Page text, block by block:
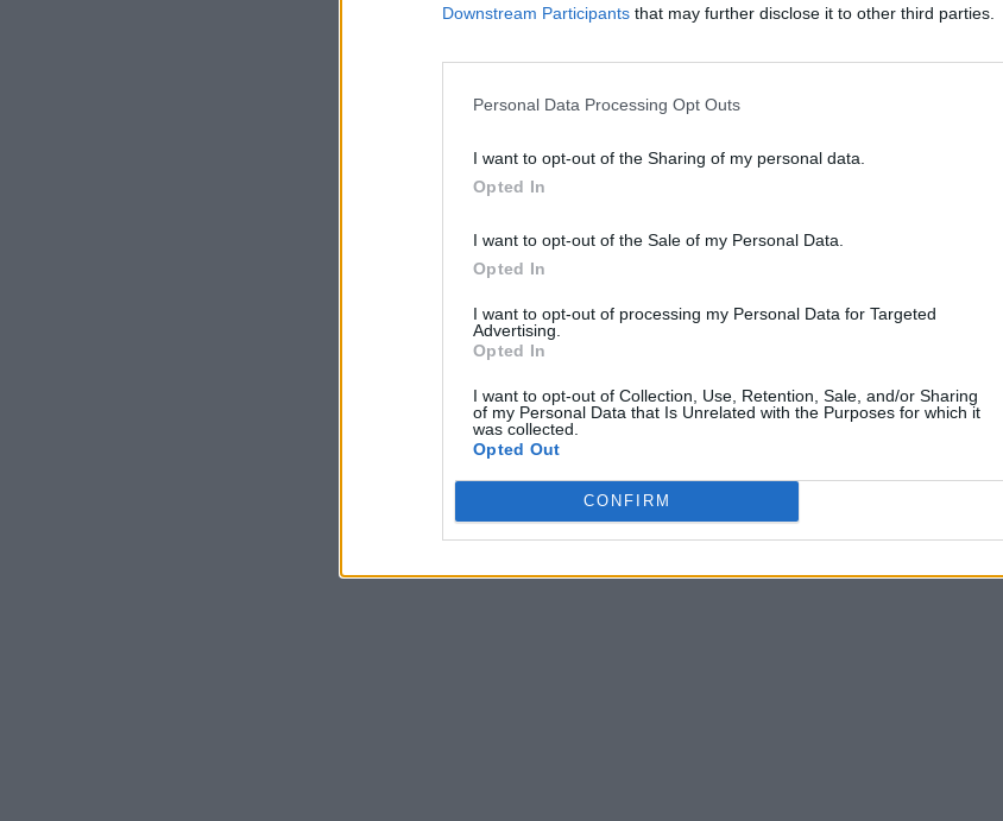
Downstream Participants that may further disclose it to other third parties.
Personal Data Processing Opt Outs
I want to opt-out of the Sharing of my personal data.
Opted In
I want to opt-out of the Sale of my Personal Data.
Opted In
I want to opt-out of processing my Personal Data for Targeted
Advertising.
Opted In
I want to opt-out of Collection, Use, Retention, Sale, and/or Sharing
of my Personal Data that Is Unrelated with the Purposes for which it
was collected.
Opted Out
CONFIRM